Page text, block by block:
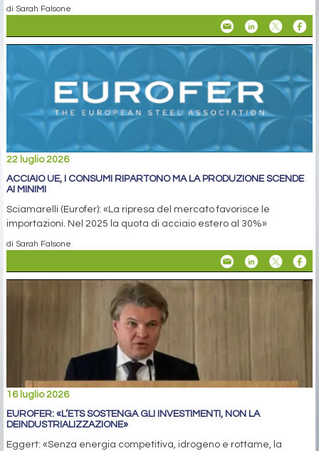
di Sarah Falsone
22 luglio 2026
ACCIAIO UE, I CONSUMI RIPARTONO MA LA PRODUZIONE SCENDE
AI MINIMI
Sciamarelli (Eurofer): «La ripresa del mercato favorisce le
importazioni. Nel 2025 la quota di acciaio estero al 30%»
di Sarah Falsone
16 luglio 2026
EUROFER: «L’ETS SOSTENGA GLI INVESTIMENTI, NON LA
DEINDUSTRIALIZZAZIONE»
Eggert: «Senza energia competitiva, idrogeno e rottame, la